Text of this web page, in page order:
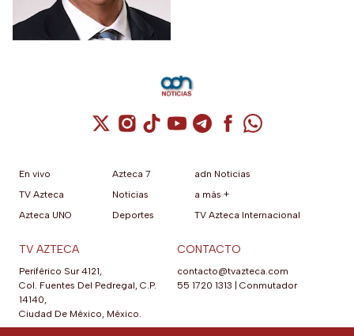
Cuenta de X / Twitter (se abre en una
Cuenta de Instagram (se abre en una
Cuenta de TikTok (se abre en
Cuenta de YouTube (se abre
Cuenta de Telegram (se
Cuenta de
Cuenta de
En vivo
TV Azteca
Azteca UNO
Azteca 7
Noticias
Deportes
adn Noticias
a más +
TV Azteca Internacional
TV AZTECA
Periférico Sur 4121,
Col. Fuentes Del Pedregal, C.P.
14140,
Ciudad De México, México.
CONTACTO
contacto@tvazteca.com
55 1720 1313
Conmutador